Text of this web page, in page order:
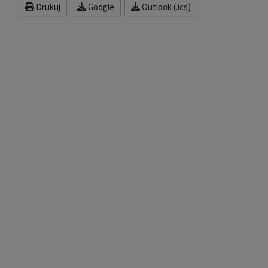
Drukuj Google Outlook (.ics)